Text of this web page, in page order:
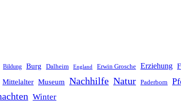
Bildung Burg Dalheim England Erwin Grosche Erziehung
Mittelalter Museum Nachhilfe Natur Paderborn
Winter